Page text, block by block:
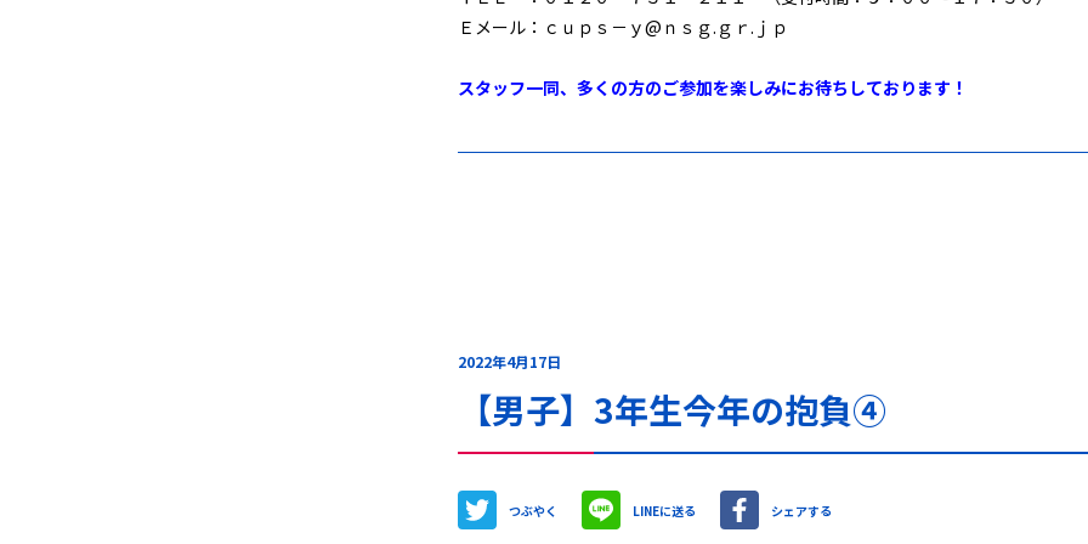
Ｅメール：ｃｕｐｓ－ｙ@ｎｓｇ.ｇｒ.ｊｐ
スタッフ一同、多くの方のご参加を楽しみにお待ちしております！
2022年4月17日
【男子】3年生今年の抱負④
つぶやく LINEに送る シェアする